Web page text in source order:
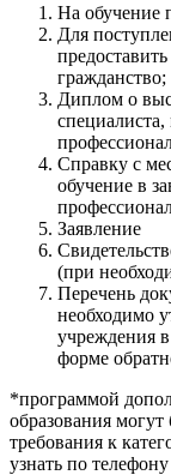
На обучение
Для
гражданство;
Диплом о
Справку с
обучение в
Заявление
(при
Перечень
необходимо
учреждения
форме
*программой
образования
требования к
узнать по